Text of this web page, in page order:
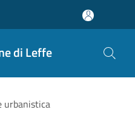
di Leffe
urbanistica